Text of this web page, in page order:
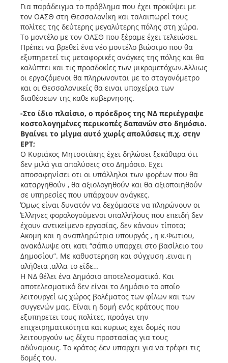
Για παράδειγμα το πρόβλημα που έχει προκύψει με
τον ΟΑΣΘ στη Θεσσαλονίκη και ταλαιπωρεί τους
πολίτες της δεύτερης μεγαλύτερης πόλης στη χώρα.
Το μοντέλο με τον ΟΑΣΘ που ξέραμε έχει τελειώσει.
Πρέπει να βρεθεί ένα νέο μοντέλο βιώσιμο που θα
εξυπηρετεί τις μεταφορικές ανάγκες της πόλης και θα
καλύπτει και τις προσδοκίες των μικρομετόχων.Αλλιως
οι εργαζόμενοι θα πληρωνονται με το σταγονόμετρο
και οι Θεσσαλονικείς θα ειναι υποχείρια των
διαθέσεων της καθε κυβερνησης.
-Στο ίδιο πλαίσιο, ο πρόεδρος της ΝΔ περιέγραψε
κοστολογημένες περικοπές δαπανών στο δημόσιο.
Βγαίνει το μίγμα αυτό χωρίς απολύσεις π.χ. στην
ΕΡΤ;
Ο Κυριάκος Μητσοτάκης έχει δηλώσει ξεκάθαρα ότι
δεν μιλά για απολύσεις στο Δημόσιο. Εχει
αποσαφηνίσει οτι οι υπάλληλοι των φορέων που θα
καταργηθούν , θα αξιολογηθούν και θα αξιοποιηθούν
σε υπηρεσίες που υπάρχουν ανάγκες.
Όμως είναι δυνατόν να δεχόμαστε να πληρώνουν οι
Έλληνες φορολογούμενοι υπαλλήλους που επειδή δεν
έχουν αντικείμενο εργασίας, δεν κάνουν τίποτα;
Ακομη και η αναπληρώτρια υπουργός , η κ.Φωτιου,
ανακάλυψε οτι κατι “σάπιο υπαρχει στο βασίλειο του
Δημοσίου”. Με καθυστερηση και σύγχυση ,ειναι η
αλήθεια ,αλλα το είδε…
Η ΝΔ θέλει ένα Δημόσιο αποτελεσματικό. Και
αποτελεσματικό δεν είναι το Δημόσιο το οποίο
λειτουργεί ως χώρος βολέματος των φίλων και των
συγγενών μας. Είναι η δομή ενός κράτους που
εξυπηρετει τους πολίτες, προάγει την
επιχειρηματικότητα και κυριως εχει δομές που
λειτουργούν ως δίχτυ προστασίας για τους
αδύναμους. Το κράτος δεν υπαρχει για να τρέφει τις
δομές του.